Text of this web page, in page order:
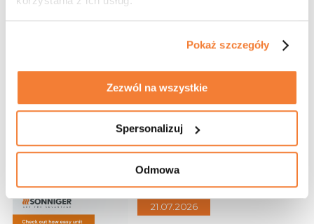
Pokaż szczegóły
Zezwól na wszystkie
Spersonalizuj
Odmowa
Our new project
Gdynia Chooses GUARD Air
Curtains!
21.07.2026